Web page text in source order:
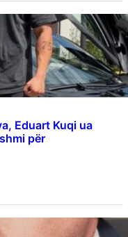
Eduart Kuqi ua
për